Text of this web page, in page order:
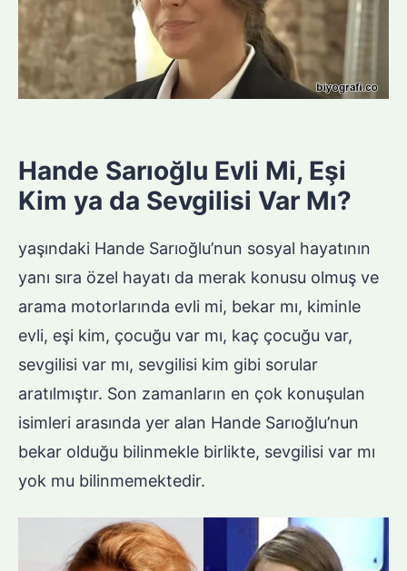
Hande Sarıoğlu Evli Mi, Eşi
Kim ya da Sevgilisi Var Mı?
yaşındaki Hande Sarıoğlu’nun sosyal hayatının
yanı sıra özel hayatı da merak konusu olmuş ve
arama motorlarında evli mi, bekar mı, kiminle
evli, eşi kim, çocuğu var mı, kaç çocuğu var,
sevgilisi var mı, sevgilisi kim gibi sorular
aratılmıştır. Son zamanların en çok konuşulan
isimleri arasında yer alan Hande Sarıoğlu’nun
bekar olduğu bilinmekle birlikte, sevgilisi var mı
yok mu bilinmemektedir.